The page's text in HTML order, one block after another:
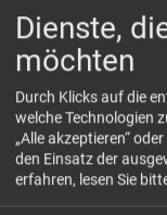
Dienste,
möchten
Durch Klicks auf die
welche Technologien
„Alle akzeptieren“
den Einsatz der
erfahren, lesen Sie